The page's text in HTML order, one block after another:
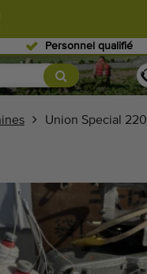
Personnel qualifié
(587)
Union Special